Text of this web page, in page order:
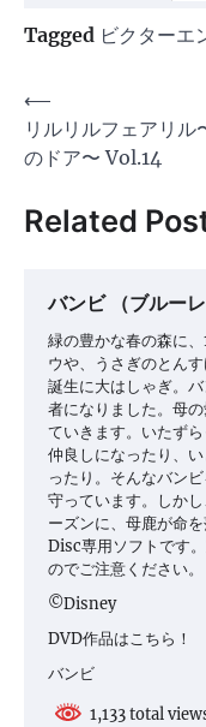
Tagged ビクターエ
投
稿
ナ
ビ
シ
ン
⟵
リルリルフェアリル
のドア〜 Vol.14
Related
バンビ （ブルー
緑の豊かな春の森に
ウや、うさぎのとん
誕生に大はしゃぎ。
者になりました。母
ていきます。いたず
仲良しになったり、
ったり。そんなバン
守っています。しか
ーズンに、母鹿が命
Disc専用ソフトです
のでご注意ください。
©Disney
DVD作品はこちら！
バンビ
1,133 total